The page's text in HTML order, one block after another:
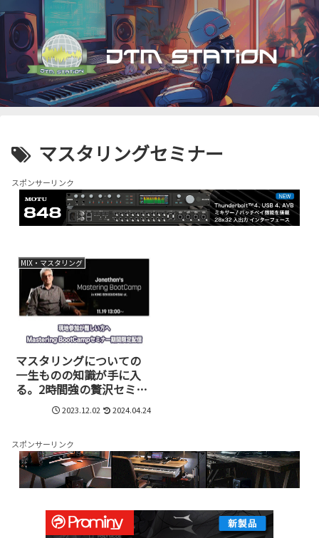
マスタリングセミナー
スポンサーリンク
MIX・マスタリング
マスタリングについての
一生ものの知識が手に入
る。2時間強の贅沢セミナ
ーJonathan’s Mastering
Bootcamp2023.12.02 2024.04.24
スポンサーリンク